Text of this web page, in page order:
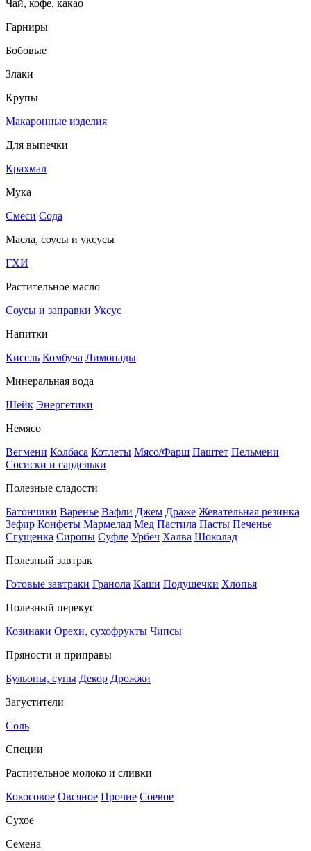
Чай, кофе, какао
Гарниры
Бобовые
Злаки
Крупы
Макаронные изделия
Для выпечки
Крахмал
Мука
Смеси Сода
Масла, соусы и уксусы
ГХИ
Растительное масло
Соусы и заправки Уксус
Напитки
Кисель Комбуча Лимонады
Минеральная вода
Шейк Энергетики
Немясо
Вегмени Колбаса Котлеты Мясо/Фарш Паштет Пельмени
Сосиски и сардельки
Полезные сладости
Батончики Варенье Вафли Джем Драже Жевательная резинка
Зефир Конфеты Мармелад Мед Пастила Пасты Печенье
Сгущенка Сиропы Суфле Урбеч Халва Шоколад
Полезный завтрак
Готовые завтраки Гранола Каши Подушечки Хлопья
Полезный перекус
Козинаки Орехи, сухофрукты Чипсы
Пряности и приправы
Бульоны, супы Декор Дрожжи
Загустители
Соль
Специи
Растительное молоко и сливки
Кокосовое Овсяное Прочие Соевое
Сухое
Семена